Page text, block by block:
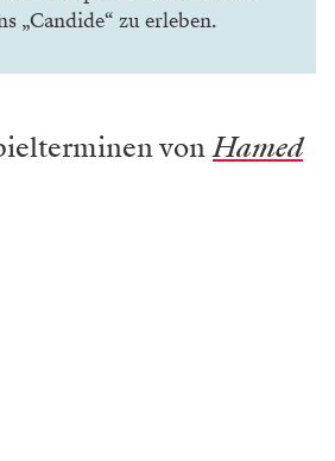
„Candide“ zu erleben.
vonHamed